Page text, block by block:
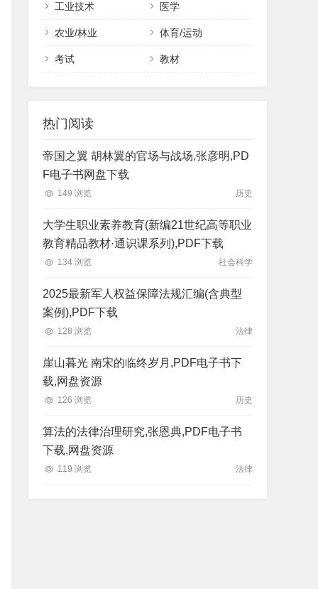
工业技术 医学
农业/林业 体育/运动
考试 教材
热门阅读
帝国之翼 胡林翼的官场与战场,张彦明,PD
F电子书网盘下载
149 浏览 历史
大学生职业素养教育(新编21世纪高等职业
教育精品教材·通识课系列),PDF下载
134 浏览 社会科学
2025最新军人权益保障法规汇编(含典型
案例),PDF下载
128 浏览 法律
崖山暮光 南宋的临终岁月,PDF电子书下
载,网盘资源
126 浏览 历史
算法的法律治理研究,张恩典,PDF电子书
下载,网盘资源
119 浏览 法律